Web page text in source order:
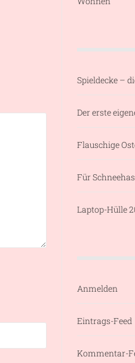
Spieldecke –
Der erste
Flauschige
Für
Laptop-Hülle
Anmelden
Eintrags-Feed
Kommentar-